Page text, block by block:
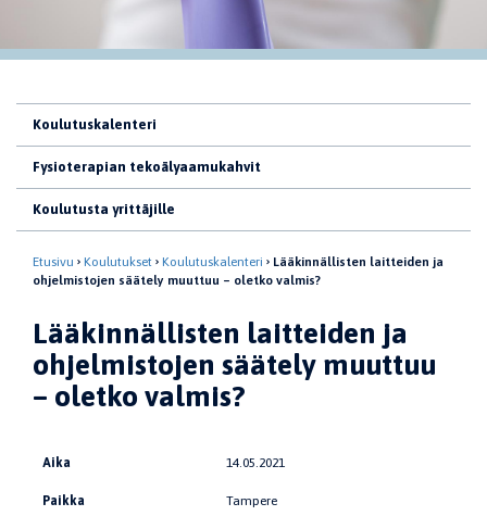
Koulutuskalenteri
Fysioterapian tekoälyaamukahvit
Koulutusta yrittäjille
Etusivu Koulutukset Koulutuskalenteri
Lääkinnällisten laitteiden ja
ohjelmistojen säätely muuttuu – oletko valmis?
Lääkinnällisten laitteiden ja
ohjelmistojen säätely muuttuu
– oletko valmis?
Aika 14.05.2021
Paikka Tampere